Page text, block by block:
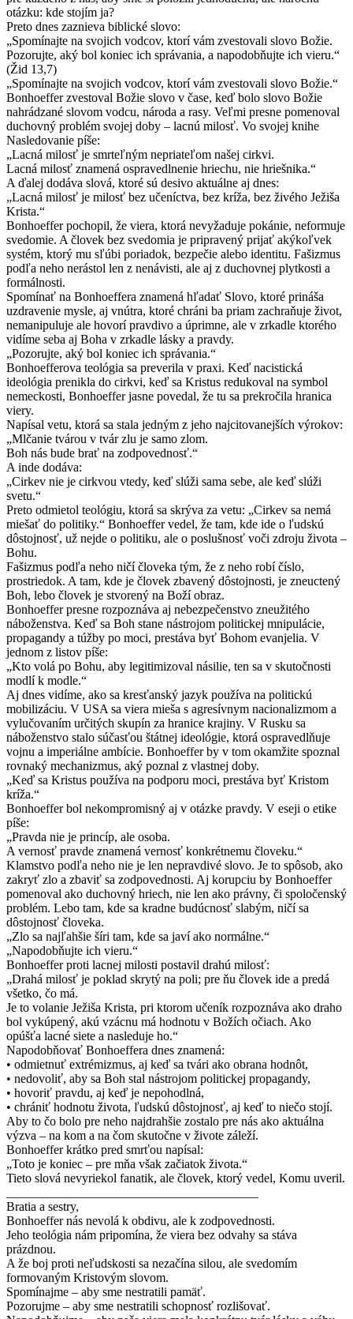
otázku: kde stojím ja?
Preto dnes zaznieva biblické slovo:
„Spomínajte na svojich vodcov, ktorí vám zvestovali slovo Božie.
Pozorujte, aký bol koniec ich správania, a napodobňujte ich vieru.“
(Žid 13,7)
„Spomínajte na svojich vodcov, ktorí vám zvestovali slovo Božie.“
Bonhoeffer zvestoval Božie slovo v čase, keď bolo slovo Božie
nahrádzané slovom vodcu, národa a rasy. Veľmi presne pomenoval
duchovný problém svojej doby – lacnú milosť. Vo svojej knihe
Nasledovanie píše:
„Lacná milosť je smrteľným nepriateľom našej cirkvi.
Lacná milosť znamená ospravedlnenie hriechu, nie hriešnika.“
A ďalej dodáva slová, ktoré sú desivo aktuálne aj dnes:
„Lacná milosť je milosť bez učeníctva, bez kríža, bez živého Ježiša
Krista.“
Bonhoeffer pochopil, že viera, ktorá nevyžaduje pokánie, neformuje
svedomie. A človek bez svedomia je pripravený prijať akýkoľvek
systém, ktorý mu sľúbi poriadok, bezpečie alebo identitu. Fašizmus
podľa neho nerástol len z nenávisti, ale aj z duchovnej plytkosti a
formálnosti.
Spomínať na Bonhoeffera znamená hľadať Slovo, ktoré prináša
uzdravenie mysle, aj vnútra, ktoré chráni ba priam zachraňuje život,
nemanipuluje ale hovorí pravdivo a úprimne, ale v zrkadle ktorého
vidíme seba aj Boha v zrkadle lásky a pravdy.
„Pozorujte, aký bol koniec ich správania.“
Bonhoefferova teológia sa preverila v praxi. Keď nacistická
ideológia prenikla do cirkvi, keď sa Kristus redukoval na symbol
nemeckosti, Bonhoeffer jasne povedal, že tu sa prekročila hranica
viery.
Napísal vetu, ktorá sa stala jedným z jeho najcitovanejších výrokov:
„Mlčanie tvárou v tvár zlu je samo zlom.
Boh nás bude brať na zodpovednosť.“
A inde dodáva:
„Cirkev nie je cirkvou vtedy, keď slúži sama sebe, ale keď slúži
svetu.“
Preto odmietol teológiu, ktorá sa skrýva za vetu: „Cirkev sa nemá
miešať do politiky.“ Bonhoeffer vedel, že tam, kde ide o ľudskú
dôstojnosť, už nejde o politiku, ale o poslušnosť voči zdroju života –
Bohu.
Fašizmus podľa neho ničí človeka tým, že z neho robí číslo,
prostriedok. A tam, kde je človek zbavený dôstojnosti, je zneuctený
Boh, lebo človek je stvorený na Boží obraz.
Bonhoeffer presne rozpoznáva aj nebezpečenstvo zneužitého
náboženstva. Keď sa Boh stane nástrojom politickej mnipulácie,
propagandy a túžby po moci, prestáva byť Bohom evanjelia. V
jednom z listov píše:
„Kto volá po Bohu, aby legitimizoval násilie, ten sa v skutočnosti
modlí k modle.“
Aj dnes vidíme, ako sa kresťanský jazyk používa na politickú
mobilizáciu. V USA sa viera mieša s agresívnym nacionalizmom a
vylučovaním určitých skupín za hranice krajiny. V Rusku sa
náboženstvo stalo súčasťou štátnej ideológie, ktorá ospravedlňuje
vojnu a imperiálne ambície. Bonhoeffer by v tom okamžite spoznal
rovnaký mechanizmus, aký poznal z vlastnej doby.
„Keď sa Kristus používa na podporu moci, prestáva byť Kristom
kríža.“
Bonhoeffer bol nekompromisný aj v otázke pravdy. V eseji o etike
píše:
„Pravda nie je princíp, ale osoba.
A vernosť pravde znamená vernosť konkrétnemu človeku.“
Klamstvo podľa neho nie je len nepravdivé slovo. Je to spôsob, ako
zakryť zlo a zbaviť sa zodpovednosti. Aj korupciu by Bonhoeffer
pomenoval ako duchovný hriech, nie len ako právny, či spoločenský
problém. Lebo tam, kde sa kradne budúcnosť slabým, ničí sa
dôstojnosť človeka.
„Zlo sa najľahšie šíri tam, kde sa javí ako normálne.“
„Napodobňujte ich vieru.“
Bonhoeffer proti lacnej milosti postavil drahú milosť:
„Drahá milosť je poklad skrytý na poli; pre ňu človek ide a predá
všetko, čo má.
Je to volanie Ježiša Krista, pri ktorom učeník rozpoznáva ako draho
bol vykúpený, akú vzácnu má hodnotu v Božích očiach. Ako
opúšťa lacné siete a nasleduje ho.“
Napodobňovať Bonhoeffera dnes znamená:
• odmietnuť extrémizmus, aj keď sa tvári ako obrana hodnôt,
• nedovoliť, aby sa Boh stal nástrojom politickej propagandy,
• hovoriť pravdu, aj keď je nepohodlná,
• chrániť hodnotu života, ľudskú dôstojnosť, aj keď to niečo stojí.
Aby to čo bolo pre neho najdrahšie zostalo pre nás ako aktuálna
výzva – na kom a na čom skutočne v živote záleží.
Bonhoeffer krátko pred smrťou napísal:
„Toto je koniec – pre mňa však začiatok života.“
Tieto slová nevyriekol fanatik, ale človek, ktorý vedel, Komu uveril.
Bratia a sestry,
Bonhoeffer nás nevolá k obdivu, ale k zodpovednosti.
Jeho teológia nám pripomína, že viera bez odvahy sa stáva
prázdnou.
A že boj proti neľudskosti sa nezačína silou, ale svedomím
formovaným Kristovým slovom.
Spomínajme – aby sme nestratili pamäť.
Pozorujme – aby sme nestratili schopnosť rozlišovať.